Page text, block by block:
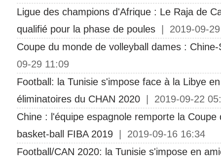
Ligue des champions d'Afrique : Le Raja de
qualifié pour la phase de poules | 2019-09-
Coupe du monde de volleyball dames : Chine-
09-29 11:09
Football: la Tunisie s'impose face à la Libye
éliminatoires du CHAN 2020 | 2019-09-22
Chine : l'équipe espagnole remporte la Coupe
basket-ball FIBA 2019 | 2019-09-16 16:34
Football/CAN 2020: la Tunisie s'impose en